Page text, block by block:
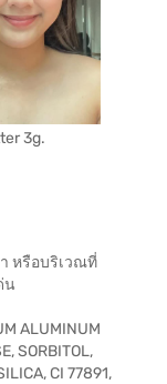
3g.
หรือบริเวณที่
น
ALUMINUM
SORBITOL,
CI 77891,